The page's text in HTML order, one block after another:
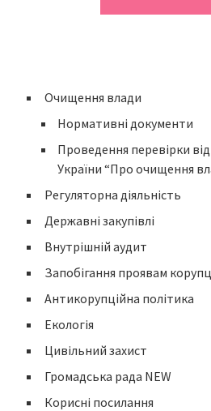
Очищення влади
Нормативні документи
Проведення перевірки
України “Про очищення
Регуляторна діяльність
Державні закупівлі
Внутрішній аудит
Запобігання проявам
Антикорупційна політика
Екологія
Цивільний захист
Громадська рада NEW
Корисні посилання